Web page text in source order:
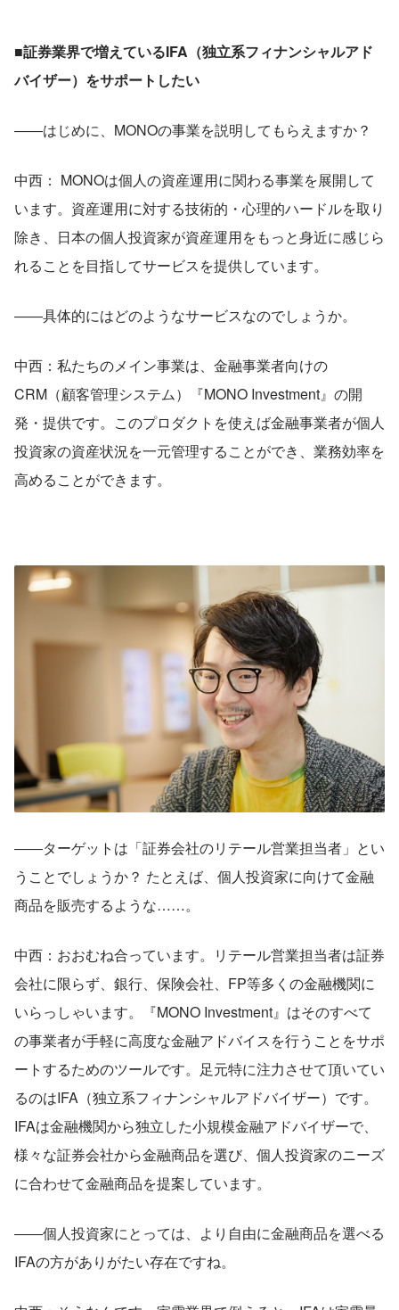
■証券業界で増えているIFA（独立系フィナンシャルアド
バイザー）をサポートしたい
――はじめに、MONOの事業を説明してもらえますか？
中西： MONOは個人の資産運用に関わる事業を展開して
います。資産運用に対する技術的・心理的ハードルを取り
除き、日本の個人投資家が資産運用をもっと身近に感じら
れることを目指してサービスを提供しています。
――具体的にはどのようなサービスなのでしょうか。
中西：私たちのメイン事業は、金融事業者向けの
CRM（顧客管理システム）『MONO Investment』の開
発・提供です。このプロダクトを使えば金融事業者が個人
投資家の資産状況を一元管理することができ、業務効率を
高めることができます。
――ターゲットは「証券会社のリテール営業担当者」とい
うことでしょうか？ たとえば、個人投資家に向けて金融
商品を販売するような……。
中西：おおむね合っています。リテール営業担当者は証券
会社に限らず、銀行、保険会社、FP等多くの金融機関に
いらっしゃいます。『MONO Investment』はそのすべて
の事業者が手軽に高度な金融アドバイスを行うことをサポ
ートするためのツールです。足元特に注力させて頂いてい
るのはIFA（独立系フィナンシャルアドバイザー）です。
IFAは金融機関から独立した小規模金融アドバイザーで、
様々な証券会社から金融商品を選び、個人投資家のニーズ
に合わせて金融商品を提案しています。
――個人投資家にとっては、より自由に金融商品を選べる
IFAの方がありがたい存在ですね。